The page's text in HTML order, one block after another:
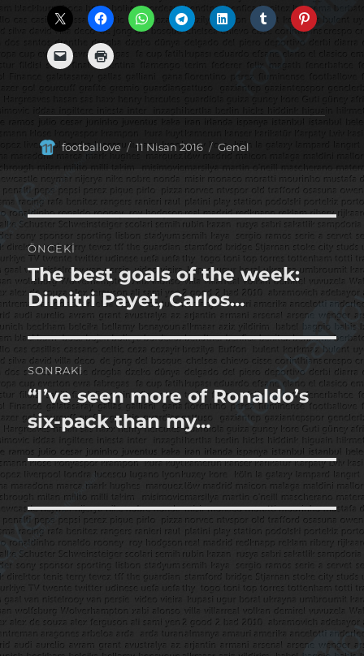
Yazar
footballove
Yayın
11 Nisan 2016 Kategoriler
Genel
Yazı
gezinmesi
ÖNCEKI
Önceki
yazı:
The best goals of the week:
Dimitri Payet, Carlos…
SONRAKI
Sonraki
yazı:
“I’ve seen more of Ronaldo’s
six-pack than my…